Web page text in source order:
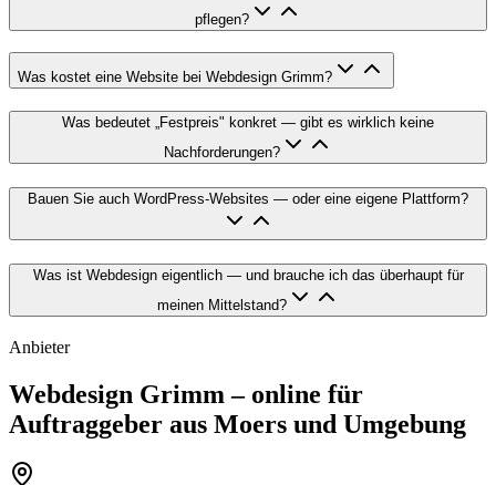
pflegen?
Was kostet eine Website bei Webdesign Grimm?
Was bedeutet „Festpreis" konkret — gibt es wirklich keine
Nachforderungen?
Bauen Sie auch WordPress-Websites — oder eine eigene Plattform?
Was ist Webdesign eigentlich — und brauche ich das überhaupt für
meinen Mittelstand?
Anbieter
Webdesign Grimm – online für
Auftraggeber aus Moers und Umgebung